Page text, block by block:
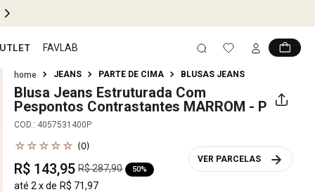
FAVLAB
JEANS PARTE DE CIMA BLUSAS JEANS
Blusa Jeans Estruturada Com
Pespontos Contrastantes MARROM - P
COD.: 4057531400P
☆ ☆ ☆ ☆ ☆ (0)
R$ 143,95 R$287,90 50%
até 2 x de R$ 71,97
VER PARCELAS